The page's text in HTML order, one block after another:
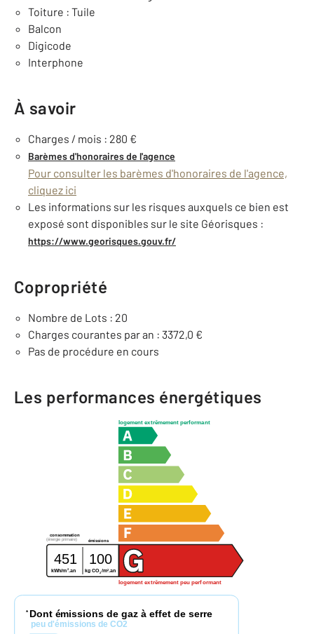
Toiture : Tuile
Balcon
Digicode
Interphone
À savoir
Charges / mois : 280 €
Barèmes d'honoraires de l'agence
Pour consulter les barèmes d'honoraires de l'agence,
cliquez ici
Les informations sur les risques auxquels ce bien est
exposé sont disponibles sur le site Géorisques :
https://www.georisques.gouv.fr/
Copropriété
Nombre de Lots : 20
Charges courantes par an : 3372,0 €
Pas de procédure en cours
Les performances énergétiques
logement extrêmement performant
logement extrêmement peu performant
consommation
émissions
(énergie primaire)
451 100
kWh/m2.an kg CO2/m2 .an
* Dont émissions de gaz à effet de serre
peu d'émissions de CO2